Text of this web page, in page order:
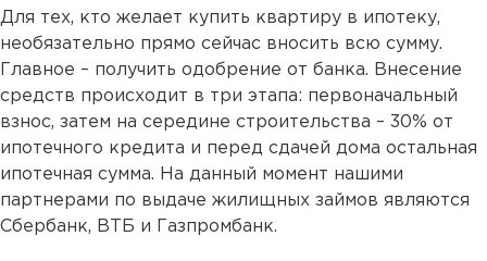
Для тех, кто желает купить квартиру в ипотеку,
необязательно прямо сейчас вносить всю сумму.
Главное – получить одобрение от банка. Внесение
средств происходит в три этапа: первоначальный
взнос, затем на середине строительства – 30% от
ипотечного кредита и перед сдачей дома остальная
ипотечная сумма. На данный момент нашими
партнерами по выдаче жилищных займов являются
Сбербанк, ВТБ и Газпромбанк.